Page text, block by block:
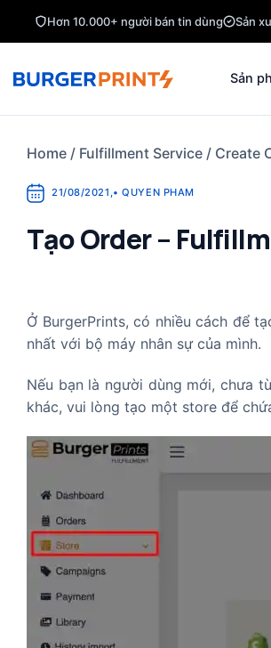
Hơn 10.000+ người bán tin dùng Sản
Sản
Home / Fulfillment Service / Create
21/08/2021 ,• QUYEN PHAM
Tạo Order –
Ở BurgerPrints, có nhiều cách để
nhất với bộ máy nhân sự của mình.
Nếu bạn là người dùng mới, chưa
khác, vui lòng tạo một store để